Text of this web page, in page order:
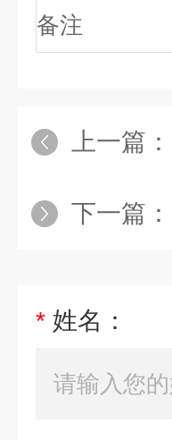
备注
上一篇：
下一篇：
* 姓名：